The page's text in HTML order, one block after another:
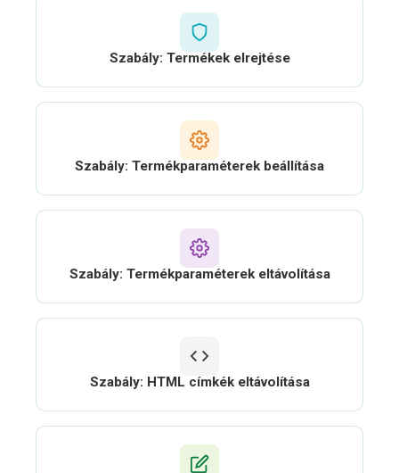
Szabály: Termékek elrejtése
Szabály: Termékparaméterek beállítása
Szabály: Termékparaméterek eltávolítása
Szabály: HTML címkék eltávolítása